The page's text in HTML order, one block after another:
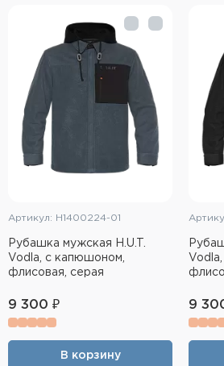
устройства
Охотничье снаряжение
Ремни, патронташи и
Фонари и ЛЦУ
Туристическое снаряжение
Опоры и станки для оружия
Термосы, термосумки,
Фальшпатроны
Артикул: H1400224-01
Рубашка мужская H.U.T.
Vodla, с капюшоном,
флисовая, серая
9 300 ₽
В корзину
9